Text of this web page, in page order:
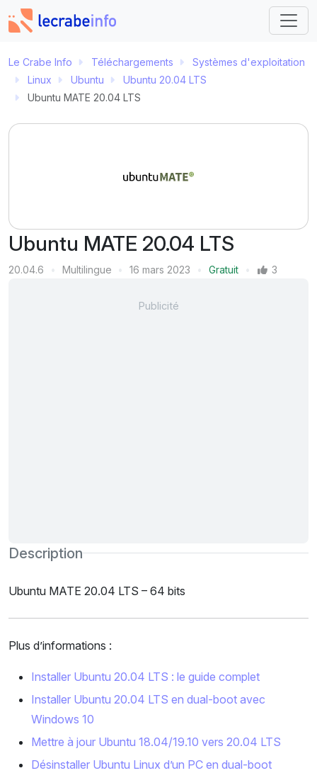
Le Crabe Info Téléchargements
Systèmes d'exploitation
Linux
Ubuntu
Ubuntu 20.04 LTS
Ubuntu MATE 20.04 LTS
Ubuntu MATE 20.04 LTS
Version
20.04.6
Multilingue
16 mars 2023
Gratuit
3
Description
Ubuntu MATE 20.04 LTS – 64 bits
Plus d’informations :
Installer Ubuntu 20.04 LTS : le guide complet
Installer Ubuntu 20.04 LTS en dual-boot avec
Windows 10
Mettre à jour Ubuntu 18.04/19.10 vers 20.04 LTS
Désinstaller Ubuntu Linux d’un PC en dual-boot